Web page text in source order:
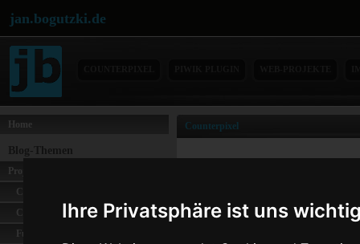
Ihre Privatsphäre ist uns
jan.bogutzki.de
Home
Blog-Themen
Projekte
Coingalery
Counterpixel
Functions-Online
Counterpixel
Counterpixel versucht
egal welcher Anbieter